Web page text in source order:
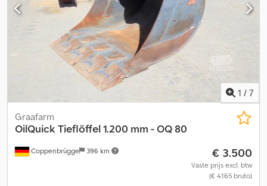
1 / 7
Coppenbrügge 396 km
Graafarm
OilQuick Tieflöffel 1.200 mm - OQ 80
€ 3.500
Vaste prijs excl. btw
(€ 4.165 bruto)